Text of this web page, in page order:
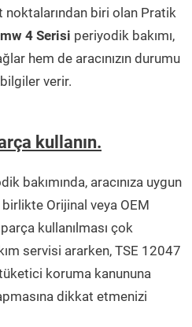
noktalarından biri olan Pratik
4 Serisi periyodik bakımı,
hem de aracınızın durumu
verir.
kullanın.
bakımında, aracınıza uygun
Orijinal veya OEM
kullanılması çok
servisi ararken, TSE 12047
koruma kanununa
dikkat etmenizi